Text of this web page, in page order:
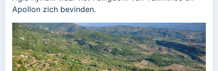
Apollon zich bevinden.